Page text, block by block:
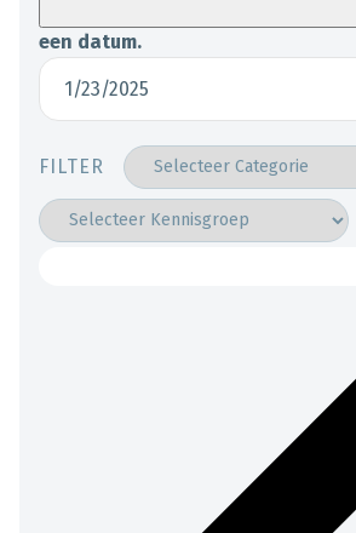
een datum.
FILTER